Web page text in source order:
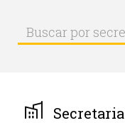
Buscar
Buscar
por
palavra-
chave
Secretaria